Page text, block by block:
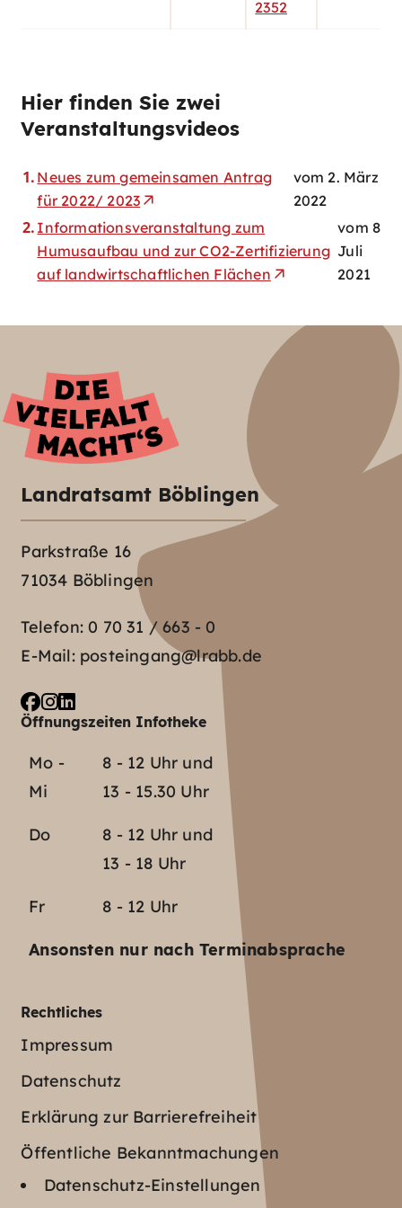
2352
Hier finden Sie zwei
Veranstaltungsvideos
Neues zum gemeinsamen Antrag
für 2022/ 2023
vom 2. März
2022
Informationsveranstaltung zum
Humusaufbau und zur CO2-Zertifizierung
auf landwirtschaftlichen Flächen
vom 8
Juli
2021
Landratsamt Böblingen
Parkstraße 16
71034 Böblingen
Telefon:0 70 31 / 663 - 0
E-Mail: posteingang@lrabb.de
Öffnungszeiten Infotheke
Mo -
Mi
8 - 12 Uhr und
13 - 15.30 Uhr
Do
8 - 12 Uhr und
13 - 18 Uhr
Fr 8 - 12 Uhr
Ansonsten nur nach Terminabsprache
Rechtliches
Impressum
Datenschutz
Erklärung zur Barrierefreiheit
Öffentliche Bekanntmachungen
Datenschutz-Einstellungen